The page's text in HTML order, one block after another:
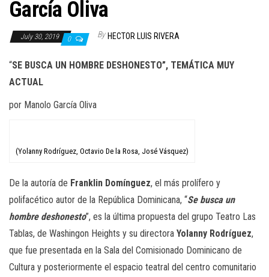
García Oliva
July 30, 2019 0 By HECTOR LUIS RIVERA
“SE BUSCA UN HOMBRE DESHONESTO”, TEMÁTICA MUY
ACTUAL
por Manolo García Oliva
(Yolanny Rodríguez, Octavio De la Rosa, José Vásquez)
De la autoría de Franklin Domínguez, el más prolífero y
polifacético autor de la República Dominicana, “Se busca un
hombre deshonesto”, es la última propuesta del grupo Teatro Las
Tablas, de Washingon Heights y su directora Yolanny Rodríguez,
que fue presentada en la Sala del Comisionado Dominicano de
Cultura y posteriormente el espacio teatral del centro comunitario